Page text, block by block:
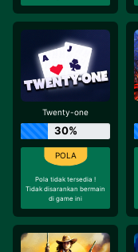
Twenty-one
30%
Pola tidak tersedia !
Tidak disarankan bermain
di game ini